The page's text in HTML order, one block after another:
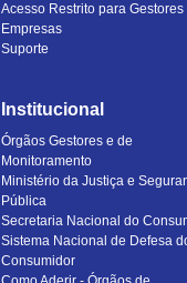
Acesso Restrito para Gestores
Empresas
Suporte
Institucional
Órgãos Gestores e de
Monitoramento
Ministério da Justiça e
Pública
Secretaria Nacional do
Sistema Nacional de Defesa
Consumidor